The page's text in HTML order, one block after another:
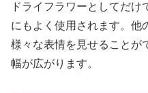
ドライフラワーとしてだけ
にもよく使用されます。他
様々な表情を見せることが
幅が広がります。